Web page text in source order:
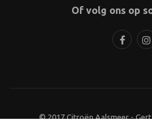
Of volg ons op
© 2017 Citroën Aalsmeer -